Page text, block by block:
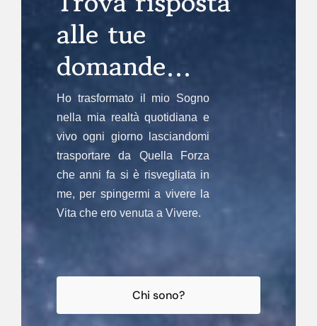
alle tue
domande…
Ho trasformato il mio Sogno
nella mia realtà quotidiana e
vivo ogni giorno lasciandomi
trasportare da Quella Forza
che anni fa si è risvegliata in
me, per spingermi a vivere la
Vita che ero venuta a Vivere.
Chi sono?